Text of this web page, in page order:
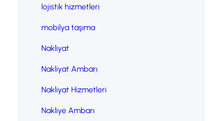
lojistik hizmetleri
mobilya taşıma
Nakliyat
Nakliyat Ambarı
Nakliyat Hizmetleri
Nakliye Ambarı